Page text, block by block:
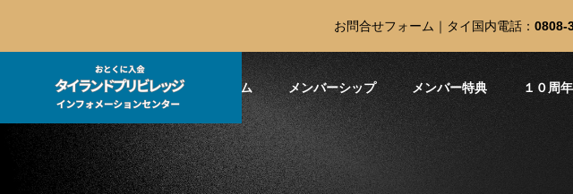
お問合せフォーム ｜タイ国内電話： 0808-
ホーム メンバーシップ メンバー特典 １０周